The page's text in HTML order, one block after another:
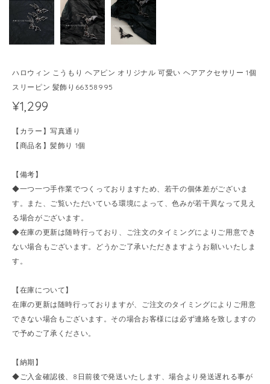
ハロウィン こうもり ヘアピン オリジナル 可愛い ヘアアクセサリー 1個
スリーピン 髪飾り66358995
¥1,299
【カラー】写真通り
【商品名】髪飾り 1個
【備考】
◆一つ一つ手作業でつくっておりますため、若干の個体差がございま
す。また、ご覧いただいている環境によって、色みが若干異なって見え
る場合がございます。
◆在庫の更新は随時行っており、ご注文のタイミングによりご用意でき
ない場合もございます。どうかご了承いただきますようお願いいたしま
す。
【在庫について】
在庫の更新は随時行っておりますが、ご注文のタイミングによりご用意
できない場合もございます。その場合お客様には必ず連絡を致しますの
で予めご了承ください。
【納期】
◆ご入金確認後、8日前後で発送いたします、場合より発送遅れる事が